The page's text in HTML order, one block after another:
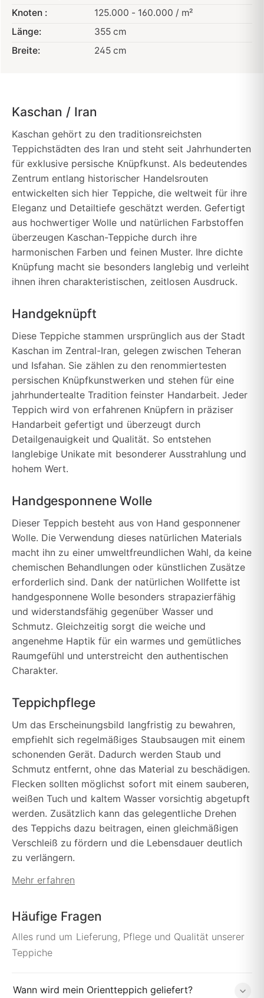
Knoten :
125.000 - 160.000 / m²
Länge:
355 cm
Breite:
245 cm
Kaschan / Iran
Kaschan gehört zu den traditionsreichsten
Teppichstädten des Iran und steht seit Jahrhunderten
für exklusive persische Knüpfkunst. Als bedeutendes
Zentrum entlang historischer Handelsrouten
entwickelten sich hier Teppiche, die weltweit für ihre
Eleganz und Detailtiefe geschätzt werden. Gefertigt
aus hochwertiger Wolle und natürlichen Farbstoffen
überzeugen Kaschan-Teppiche durch ihre
harmonischen Farben und feinen Muster. Ihre dichte
Knüpfung macht sie besonders langlebig und verleiht
ihnen ihren charakteristischen, zeitlosen Ausdruck.
Handgeknüpft
Diese Teppiche stammen ursprünglich aus der Stadt
Kaschan im Zentral-Iran, gelegen zwischen Teheran
und Isfahan. Sie zählen zu den renommiertesten
persischen Knüpfkunstwerken und stehen für eine
jahrhundertealte Tradition feinster Handarbeit. Jeder
Teppich wird von erfahrenen Knüpfern in präziser
Handarbeit gefertigt und überzeugt durch
Detailgenauigkeit und Qualität. So entstehen
langlebige Unikate mit besonderer Ausstrahlung und
hohem Wert.
Handgesponnene Wolle
Dieser Teppich besteht aus von Hand gesponnener
Wolle. Die Verwendung dieses natürlichen Materials
macht ihn zu einer umweltfreundlichen Wahl, da keine
chemischen Behandlungen oder künstlichen Zusätze
erforderlich sind. Dank der natürlichen Wollfette ist
handgesponnene Wolle besonders strapazierfähig
und widerstandsfähig gegenüber Wasser und
Schmutz. Gleichzeitig sorgt die weiche und
angenehme Haptik für ein warmes und gemütliches
Raumgefühl und unterstreicht den authentischen
Charakter.
Teppichpflege
Um das Erscheinungsbild langfristig zu bewahren,
empfiehlt sich regelmäßiges Staubsaugen mit einem
schonenden Gerät. Dadurch werden Staub und
Schmutz entfernt, ohne das Material zu beschädigen.
Flecken sollten möglichst sofort mit einem sauberen,
weißen Tuch und kaltem Wasser vorsichtig abgetupft
werden. Zusätzlich kann das gelegentliche Drehen
des Teppichs dazu beitragen, einen gleichmäßigen
Verschleiß zu fördern und die Lebensdauer deutlich
zu verlängern.
Mehr erfahren
Häufige Fragen
Alles rund um Lieferung, Pflege und Qualität unserer
Teppiche
Wann wird mein Orientteppich geliefert?